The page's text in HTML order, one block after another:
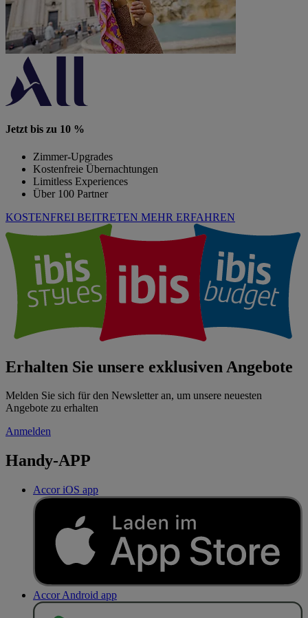
Jetzt bis zu 10 %
Zimmer-Upgrades
Kostenfreie Übernachtungen
Limitless Experiences
Über 100 Partner
KOSTENFREI BEITRETEN MEHR ERFAHREN
Erhalten Sie unsere exklusiven Angebote
Melden Sie sich für den Newsletter an, um unsere neuesten
Angebote zu erhalten
Anmelden
Handy-APP
Accor iOS app
Accor Android app